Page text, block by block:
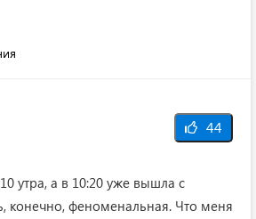
44
утра, а в 10:20 уже вышла с
конечно, феноменальная. Что меня